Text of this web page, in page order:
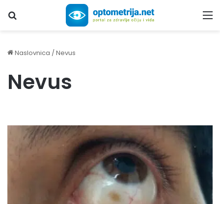
Upiši traženi pojam...
Naslovnica /Nevus
Nevus